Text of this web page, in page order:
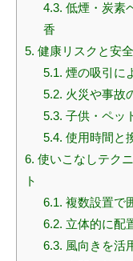
4.3. 低煙・炭素
香
5. 健康リスクと安
5.1. 煙の吸引に
5.2. 火災や事故
5.3. 子供・ペッ
5.4. 使用時間と
6. 使いこなしテク
ト
6.1. 複数設置で
6.2. 立体的に配
6.3. 風向きを活